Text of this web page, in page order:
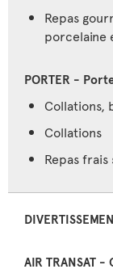
Repas
porcelaine
Collations,
Collations
Repas